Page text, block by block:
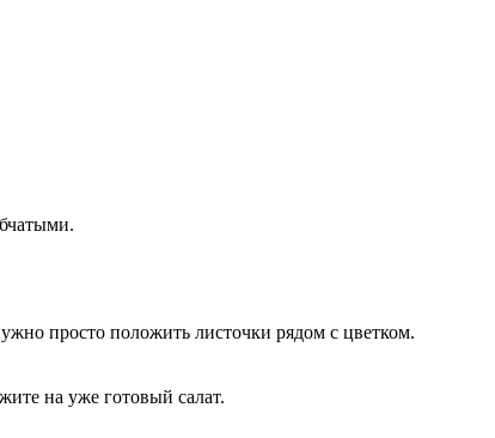
просто положить листочки рядом с цветком.
на уже готовый салат.